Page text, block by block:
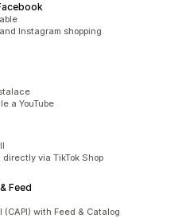
Instagram shopping.
a YouTube
via TikTok Shop
Feed
(CAPI) with Feed & Catalog